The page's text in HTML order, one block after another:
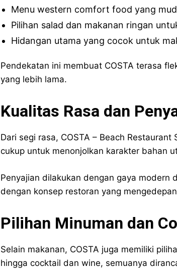
Menu western comfort food yang
Pilihan salad dan makanan ringan
Hidangan utama yang cocok untuk
Pendekatan ini membuat COSTA terasa
yang lebih lama.
Kualitas Rasa dan
Dari segi rasa, COSTA – Beach
cukup untuk menonjolkan karakter bahan
Penyajian dilakukan dengan gaya modern
dengan konsep restoran yang
Pilihan Minuman dan
Selain makanan, COSTA juga memiliki
hingga cocktail dan wine, semuanya